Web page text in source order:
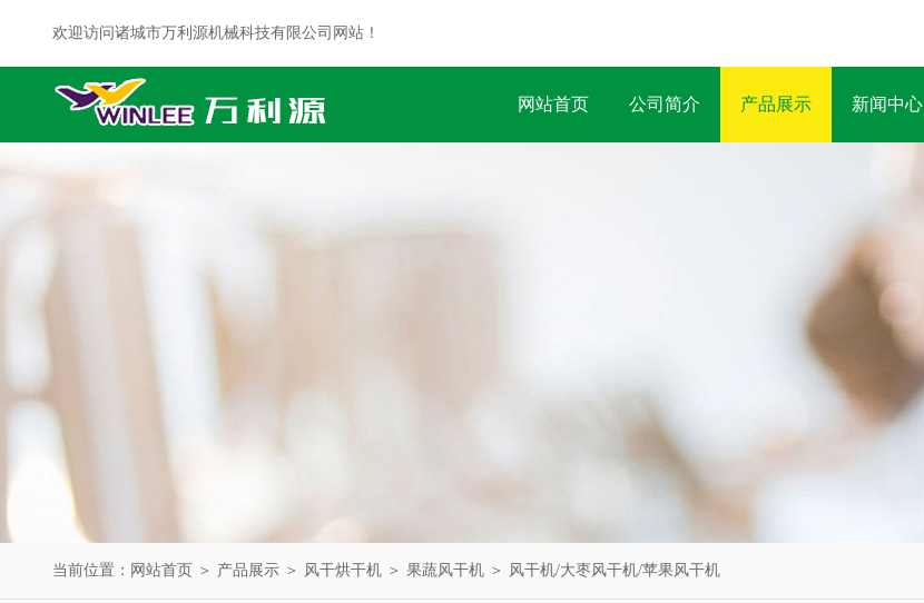
欢迎访问诸城市万利源机械科技有限公司网站！
网站首页 公司简介 产品展示 新闻中心
当前位置： 网站首页 ＞ 产品展示 ＞ 风干烘干机 ＞ 果蔬风干机 ＞ 风干机/大枣风干机/苹果风干机